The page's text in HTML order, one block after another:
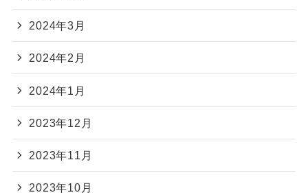
2024年3月
2024年2月
2024年1月
2023年12月
2023年11月
2023年10月